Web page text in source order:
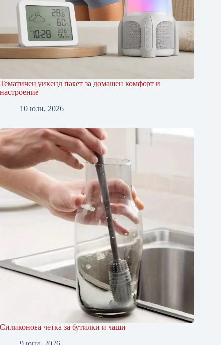
Тематичен уикенд пакет за домашен комфорт и
настроение
10 юли, 2026
Силиконова четка за бутилки и чаши
9 юни, 2026